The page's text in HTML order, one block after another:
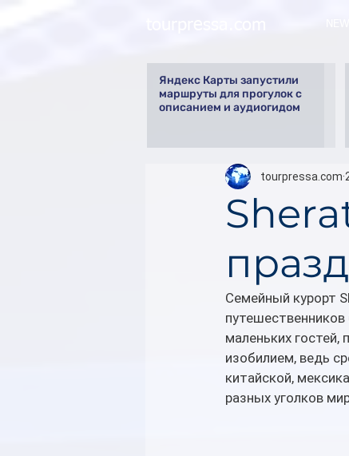
Яндекс Карты запустили
маршруты для прогулок с
описанием и аудиогидом
tourpressa.com
Семейный курорт
маленьких
изобилием, ведь
китайской,
разных уголков